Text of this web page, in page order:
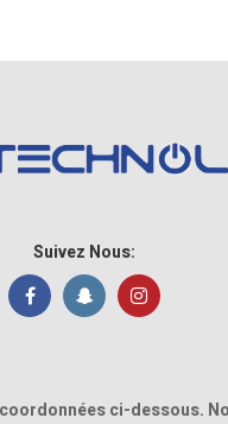
Suivez Nous:
ci-dessous.